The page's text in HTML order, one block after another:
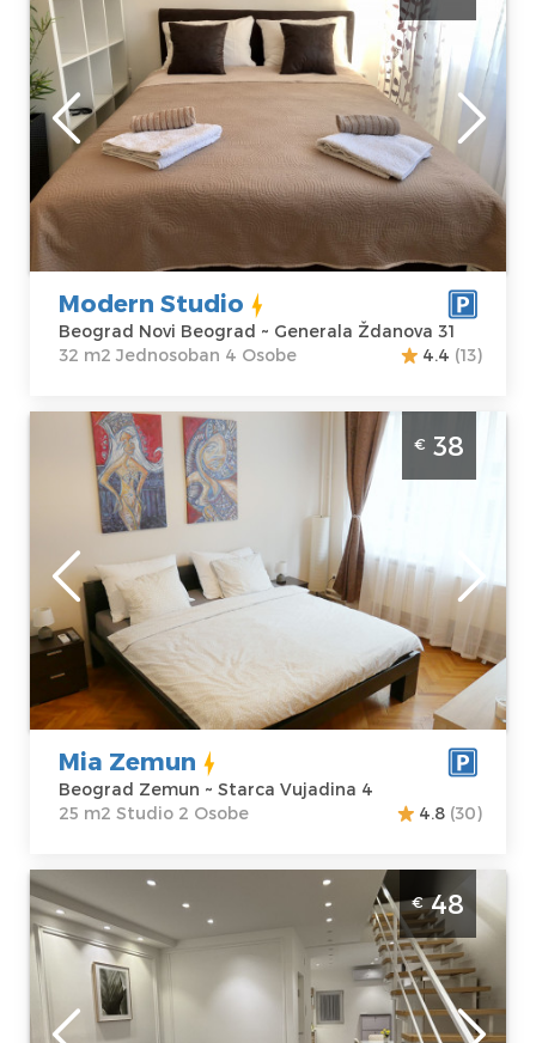
majku i dete
Beograd
Lokacija:
Beograd Novi
Beograd
Adresa:
Generala
Ždanova 31
Cena
50 €
Kvadratura :32
m2
Struktura :
Jednosoban
Modern Studio
Beograd Novi Beograd ~ Generala Ždanova 31
32 m2 Jednosoban 4 Osobe
4.4 (13)
Studio Apartman Mia Zemun Beograd
Zemun
Beograd
Lokacija:
Beograd Zemun
Adresa: Starca
Vujadina 4
Cena 38 €
Kvadratura :25
m2
Studio
€ 38
Mia Zemun
Beograd Zemun ~ Starca Vujadina 4
25 m2 Studio 2 Osobe
4.8 (30)
Dvosoban Apartman Lux 88 Beograd
Zemun. Smešten na odličnoj lokaciji u
blizini Instituta za majku i dete.
Beograd
Lokacija:
Gosti: 3
€48